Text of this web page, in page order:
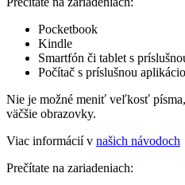
Pocketbook
Kindle
Smartfón či tablet s
Počítač s príslušnou
Nie je možné meniť veľkosť
väčšie obrazovky.
Viac informácií v našich návodoch
Prečítate na zariadeniach: